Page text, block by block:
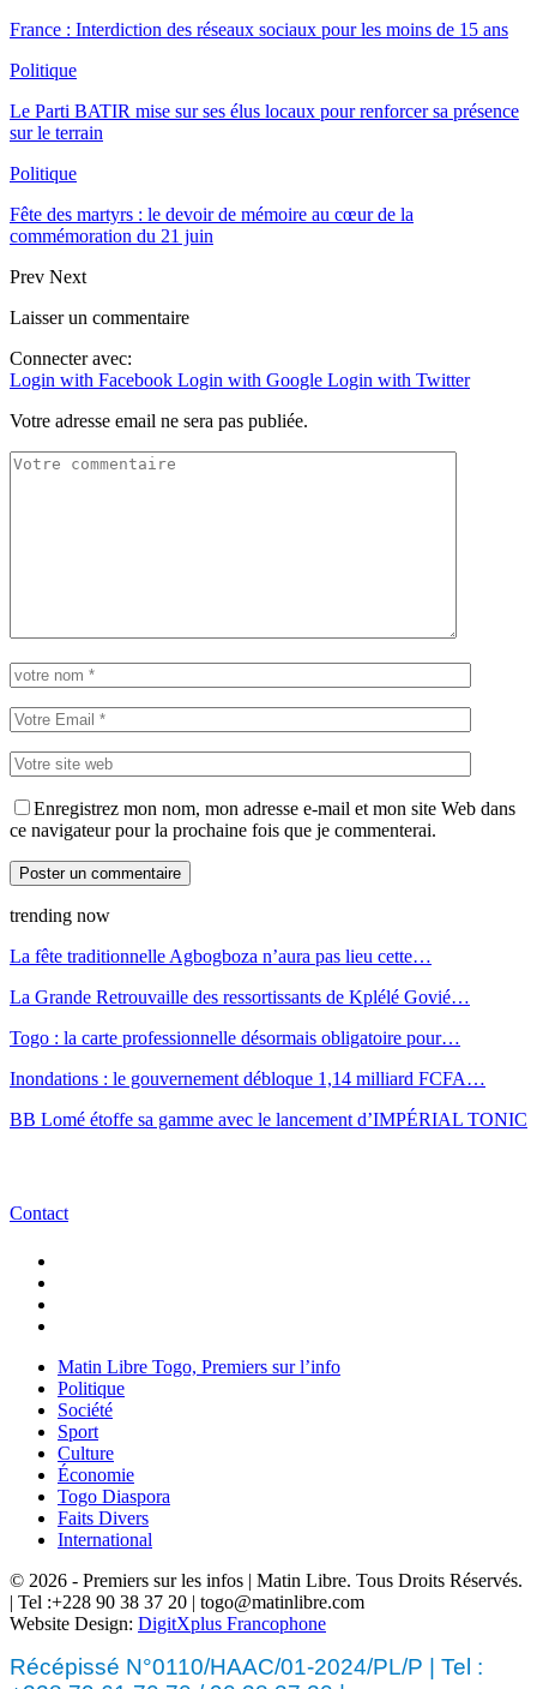
France : Interdiction des réseaux sociaux pour les moins de 15 ans
Politique
Le Parti BATIR mise sur ses élus locaux pour renforcer sa présence
sur le terrain
Politique
Fête des martyrs : le devoir de mémoire au cœur de la
commémoration du 21 juin
Prev Next
Laisser un commentaire
Connecter avec:
Login with Facebook Login with Google Login with Twitter
Votre adresse email ne sera pas publiée.
Enregistrez mon nom, mon adresse e-mail et mon site Web dans
ce navigateur pour la prochaine fois que je commenterai.
trending now
La fête traditionnelle Agbogboza n’aura pas lieu cette…
La Grande Retrouvaille des ressortissants de Kplélé Govié…
Togo : la carte professionnelle désormais obligatoire pour…
Inondations : le gouvernement débloque 1,14 milliard FCFA…
BB Lomé étoffe sa gamme avec le lancement d’IMPÉRIAL TONIC
Contact
Matin Libre Togo, Premiers sur l’info
Politique
Société
Sport
Culture
Économie
Togo Diaspora
Faits Divers
International
© 2026 - Premiers sur les infos | Matin Libre. Tous Droits Réservés.
| Tel :+228 90 38 37 20 | togo@matinlibre.com
Website Design: DigitXplus Francophone
Récépissé N°0110/HAAC/01-2024/PL/P | Tel :